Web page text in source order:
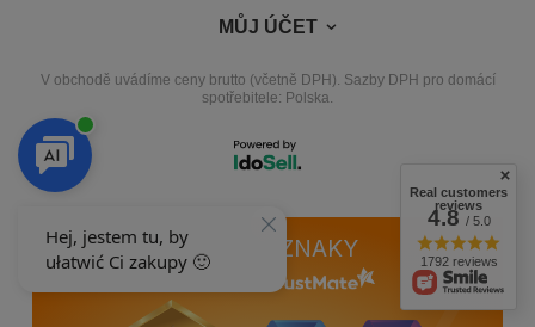
MŮJ ÚČET
V obchodě uvádíme ceny brutto (včetně DPH). Sazby DPH pro domácí
spotřebitele: Polska.
NAŠE ODZNAKY
Real customers
reviews
4.8/ 5.0
1792 reviews